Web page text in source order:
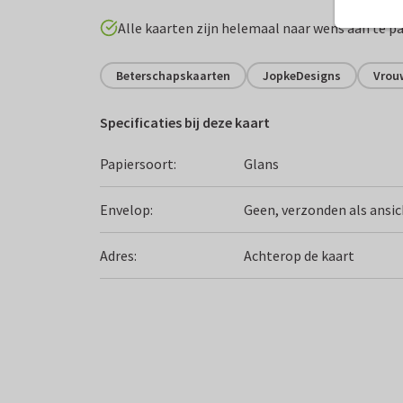
Alle kaarten zijn helemaal naar wens aan te
Beterschapskaarten JopkeDesigns
Specificaties bij deze kaart
Papiersoort: Glans
Envelop: Geen, verzonden als
Adres: Achterop de kaart